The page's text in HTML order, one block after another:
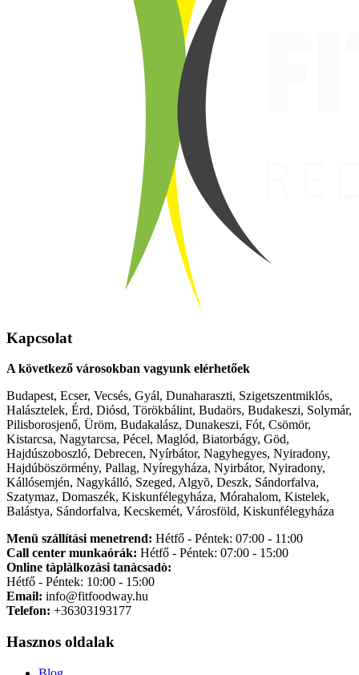
Kapcsolat
A következő városokban vagyunk elérhetőek
Budapest, Ecser, Vecsés, Gyál, Dunaharaszti, Szigetszentmiklós,
Halásztelek, Érd, Diósd, Törökbálint, Budaörs, Budakeszi, Solymár,
Pilisborosjenő, Üröm, Budakalász, Dunakeszi, Fót, Csömör,
Kistarcsa, Nagytarcsa, Pécel, Maglód, Biatorbágy, Göd,
Hajdúszoboszló, Debrecen, Nyírbátor, Nagyhegyes, Nyiradony,
Hajdúböszörmény, Pallag, Nyíregyháza, Nyirbátor, Nyiradony,
Kállósemjén, Nagykálló, Szeged, Algyõ, Deszk, Sándorfalva,
Szatymaz, Domaszék, Kiskunfélegyháza, Mórahalom, Kistelek,
Balástya, Sándorfalva, Kecskemét, Városföld, Kiskunfélegyháza
Menü szállítási menetrend: Hétfő - Péntek: 07:00 - 11:00
Call center munkaórák: Hétfő - Péntek: 07:00 - 15:00
Online tàplàlkozàsi tanàcsadò:
Hétfő - Péntek: 10:00 - 15:00
Email: info@fitfoodway.hu
Telefon: +36303193177
Hasznos oldalak